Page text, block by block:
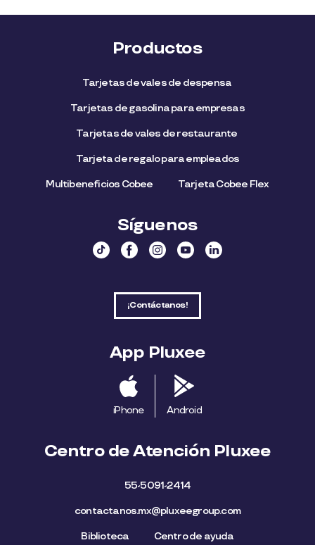
Productos
Tarjetas de vales de despensa
Tarjetas de gasolina para empresas
Tarjetas de vales de restaurante
Tarjeta de regalo para empleados​
Multibeneficios Cobee Tarjeta Cobee Flex
Síguenos
¡Contáctanos!
App Pluxee
iPhone Android
Centro de Atención Pluxee
55-5091-2414
contactanos.mx@pluxeegroup.com
Biblioteca Centro de ayuda